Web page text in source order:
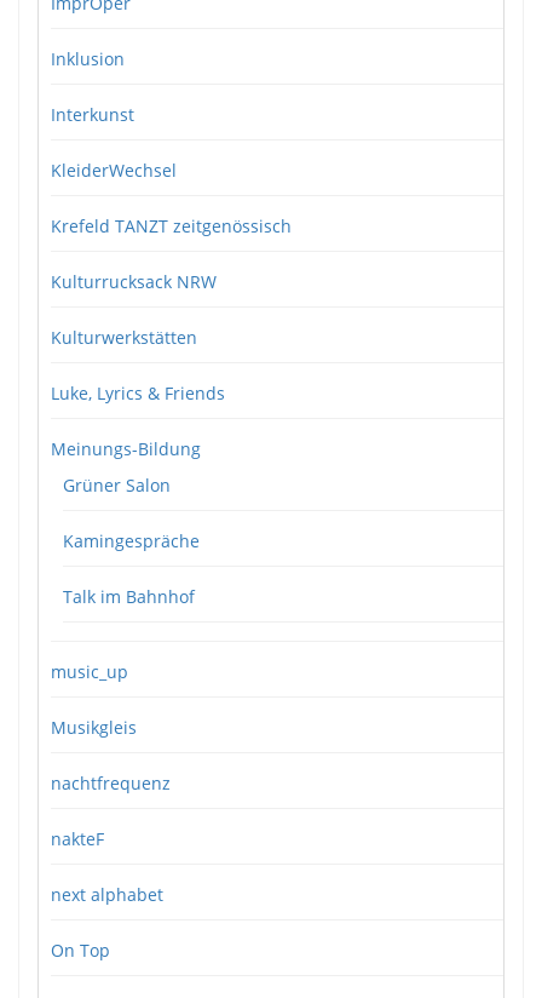
Inklusion
Interkunst
KleiderWechsel
Krefeld TANZT zeitgenössisch
Kulturrucksack NRW
Kulturwerkstätten
Luke, Lyrics & Friends
Meinungs-Bildung
Grüner Salon
Kamingespräche
Talk im Bahnhof
music_up
Musikgleis
nachtfrequenz
nakteF
next alphabet
On Top